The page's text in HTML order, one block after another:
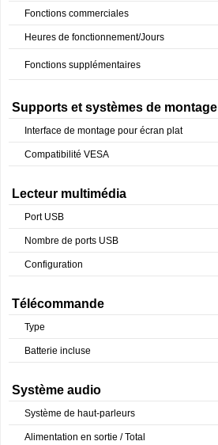
Fonctions commerciales
Heures de fonctionnement/Jours
Fonctions supplémentaires
Supports et systèmes de montage
Interface de montage pour écran plat
Compatibilité VESA
Lecteur multimédia
Port USB
Nombre de ports USB
Configuration
Télécommande
Type
Batterie incluse
Système audio
Système de haut-parleurs
Alimentation en sortie / Total